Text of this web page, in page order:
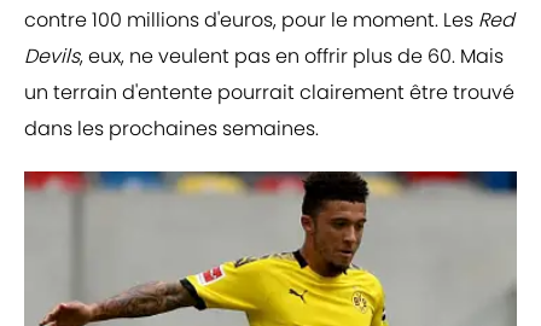
contre 100 millions d'euros, pour le moment. Les Red
Devils, eux, ne veulent pas en offrir plus de 60. Mais
un terrain d'entente pourrait clairement être trouvé
dans les prochaines semaines.